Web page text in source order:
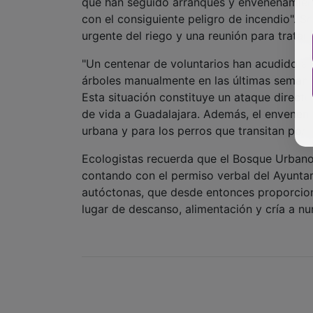
con el consiguiente peligro de incendio".
urgente del riego y una reunión para tratar
"Un centenar de voluntarios han acudido
árboles manualmente en las últimas
Esta situación constituye un ataque
de vida a Guadalajara. Además, el
urbana y para los perros que transitan por
Ecologistas recuerda que el Bosque
contando con el permiso verbal del
autóctonas, que desde entonces
lugar de descanso, alimentación y cría a